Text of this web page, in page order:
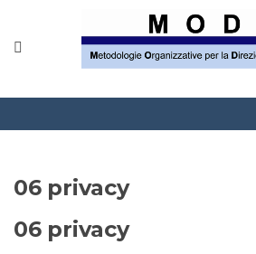
Corsi
06 privacy
06 privacy